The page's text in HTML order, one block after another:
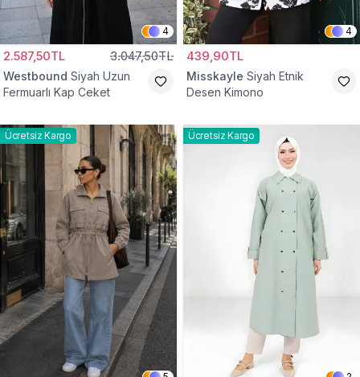
4
2.587,50TL 3.047,50TL
Westbound Siyah Uzun
Fermuarlı Kap Ceket
4
439,90TL
Misskayle Siyah Etnik
Desen Kimono
Ücretsiz Kargo Ücretsiz Kargo